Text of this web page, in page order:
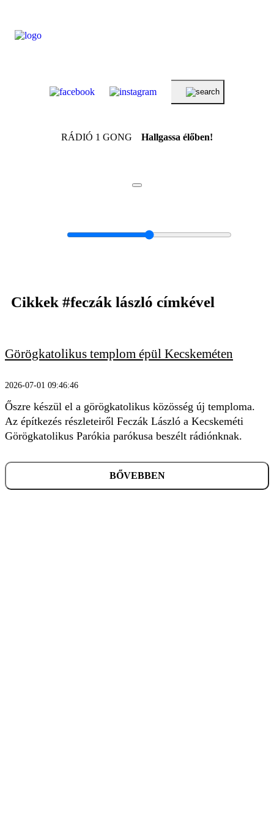
RÁDIÓ 1 GONG Hallgassa élőben!
Cikkek #feczák lászló címkével
Görögkatolikus templom épül Kecskeméten
2026-07-01 09:46:46
Őszre készül el a görögkatolikus közösség új temploma.
Az építkezés részleteiről Feczák László a Kecskeméti
Görögkatolikus Parókia parókusa beszélt rádiónknak.
BŐVEBBEN